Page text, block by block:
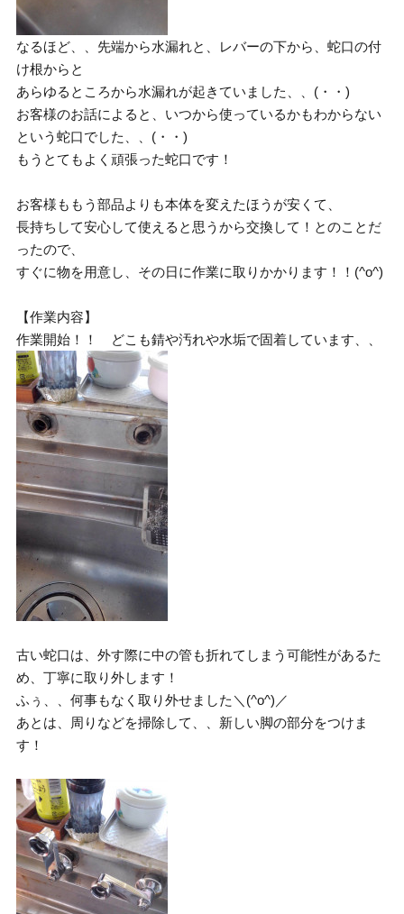
なるほど、、先端から水漏れと、レバーの下から、蛇口の付
け根からと
あらゆるところから水漏れが起きていました、、(・・)
お客様のお話によると、いつから使っているかもわからない
という蛇口でした、、(・・)
もうとてもよく頑張った蛇口です！
お客様ももう部品よりも本体を変えたほうが安くて、
長持ちして安心して使えると思うから交換して！とのことだ
ったので、
すぐに物を用意し、その日に作業に取りかかります！！(^o^)
【作業内容】
作業開始！！ どこも錆や汚れや水垢で固着しています、、
古い蛇口は、外す際に中の管も折れてしまう可能性があるた
め、丁寧に取り外します！
ふぅ、、何事もなく取り外せました＼(^o^)／
あとは、周りなどを掃除して、、新しい脚の部分をつけま
す！